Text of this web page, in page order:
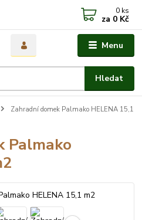
Menu
Hledat
0 ks
za 0 Kč
Zahradní domek Palmako HELENA 15,1
Palmako